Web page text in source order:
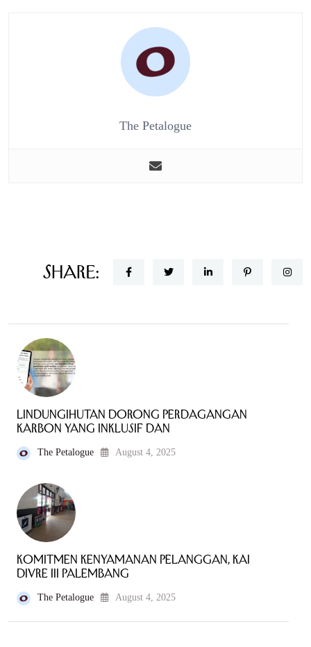
The Petalogue
Share:
LindungiHutan Dorong Perdagangan
Karbon yang Inklusif dan
The Petalogue August 4, 2025
Komitmen Kenyamanan Pelanggan, KAI
Divre III Palembang
The Petalogue August 4, 2025